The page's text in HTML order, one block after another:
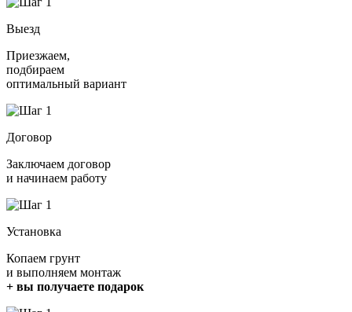
Выезд
Приезжаем,
подбираем
оптимальный вариант
Договор
Заключаем договор
и начинаем работу
Установка
Копаем грунт
и выполняем монтаж
+ вы получаете подарок